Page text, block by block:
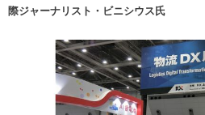
際ジャーナリスト・ビニシウス氏